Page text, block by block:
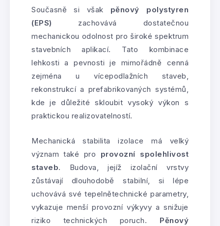
Současně si však pěnový polystyren
(EPS) zachovává dostatečnou
mechanickou odolnost pro široké spektrum
stavebních aplikací. Tato kombinace
lehkosti a pevnosti je mimořádně cenná
zejména u vícepodlažních staveb,
rekonstrukcí a prefabrikovaných systémů,
kde je důležité skloubit vysoký výkon s
praktickou realizovatelností.
Mechanická stabilita izolace má velký
význam také pro provozní spolehlivost
staveb. Budova, jejíž izolační vrstvy
zůstávají dlouhodobě stabilní, si lépe
uchovává své tepelnětechnické parametry,
vykazuje menší provozní výkyvy a snižuje
riziko technických poruch. Pěnový